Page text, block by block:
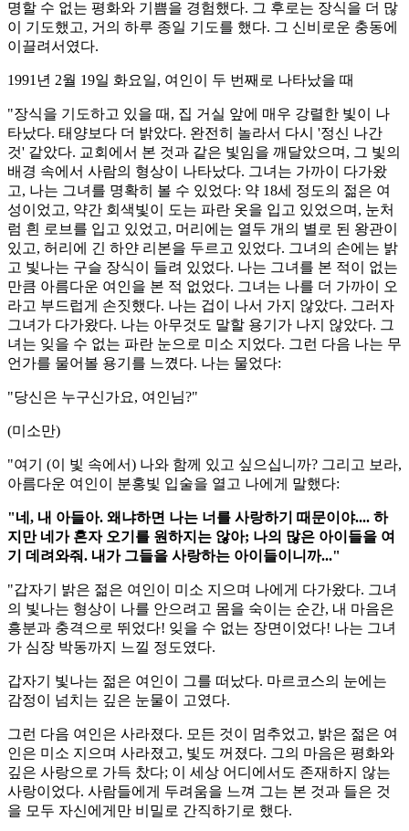
명할 수 없는 평화와 기쁨을 경험했다. 그 후로는 장식을 더 많
이 기도했고, 거의 하루 종일 기도를 했다. 그 신비로운 충동에
이끌려서였다.
1991년 2월 19일 화요일, 여인이 두 번째로 나타났을 때
"장식을 기도하고 있을 때, 집 거실 앞에 매우 강렬한 빛이 나
타났다. 태양보다 더 밝았다. 완전히 놀라서 다시 '정신 나간
것' 같았다. 교회에서 본 것과 같은 빛임을 깨달았으며, 그 빛의
배경 속에서 사람의 형상이 나타났다. 그녀는 가까이 다가왔
고, 나는 그녀를 명확히 볼 수 있었다: 약 18세 정도의 젊은 여
성이었고, 약간 회색빛이 도는 파란 옷을 입고 있었으며, 눈처
럼 흰 로브를 입고 있었고, 머리에는 열두 개의 별로 된 왕관이
있고, 허리에 긴 하얀 리본을 두르고 있었다. 그녀의 손에는 밝
고 빛나는 구슬 장식이 들려 있었다. 나는 그녀를 본 적이 없는
만큼 아름다운 여인을 본 적 없었다. 그녀는 나를 더 가까이 오
라고 부드럽게 손짓했다. 나는 겁이 나서 가지 않았다. 그러자
그녀가 다가왔다. 나는 아무것도 말할 용기가 나지 않았다. 그
녀는 잊을 수 없는 파란 눈으로 미소 지었다. 그런 다음 나는 무
언가를 물어볼 용기를 느꼈다. 나는 물었다:
"당신은 누구신가요, 여인님?"
(미소만)
"여기 (이 빛 속에서) 나와 함께 있고 싶으십니까? 그리고 보라,
아름다운 여인이 분홍빛 입술을 열고 나에게 말했다:
"네, 내 아들아. 왜냐하면 나는 너를 사랑하기 때문이야.... 하
지만 네가 혼자 오기를 원하지는 않아; 나의 많은 아이들을 여
기 데려와줘. 내가 그들을 사랑하는 아이들이니까..."
"갑자기 밝은 젊은 여인이 미소 지으며 나에게 다가왔다. 그녀
의 빛나는 형상이 나를 안으려고 몸을 숙이는 순간, 내 마음은
흥분과 충격으로 뛰었다! 잊을 수 없는 장면이었다! 나는 그녀
가 심장 박동까지 느낄 정도였다.
갑자기 빛나는 젊은 여인이 그를 떠났다. 마르코스의 눈에는
감정이 넘치는 깊은 눈물이 고였다.
그런 다음 여인은 사라졌다. 모든 것이 멈추었고, 밝은 젊은 여
인은 미소 지으며 사라졌고, 빛도 꺼졌다. 그의 마음은 평화와
깊은 사랑으로 가득 찼다; 이 세상 어디에서도 존재하지 않는
사랑이었다. 사람들에게 두려움을 느껴 그는 본 것과 들은 것
을 모두 자신에게만 비밀로 간직하기로 했다.